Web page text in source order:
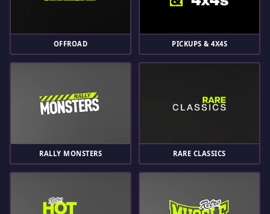
OFFROAD PICKUPS & 4X4S
RALLY MONSTERS RARE CLASSICS